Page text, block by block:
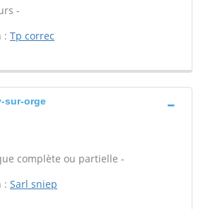
-
: Tp correc
sur-orge
complète ou partielle -
: Sarl sniep